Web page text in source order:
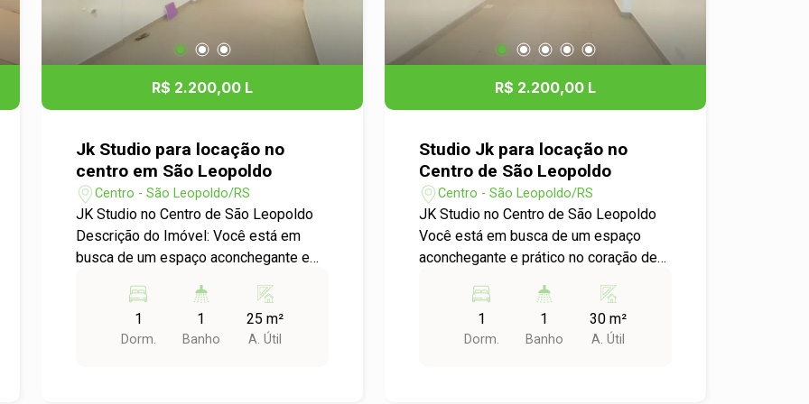
armários. Localização: Situado no
Centro de São Leopoldo, o apartamento
oferece fácil acesso a uma variedade
de serviços e comodidades, como: -
Supermercados - Farmácias -
Transporte público Não perca a chance
de viver em um espaço que une
conforto, praticidade e uma localização
privilegiada. Entre em contato e agende
uma visita!
farmácias, restaurantes e tudo o que
você precisa no dia a dia. Não perca a
oportunidade de morar em um dos
bairros mais vibrantes de São
Leopoldo. Entre em contato conosco
novo lar! Aguardamos sua mensagem!
R$ 2.200,00 L
Jk Studio para locação no
centro em São Leopoldo
Centro - São Leopoldo/RS
JK Studio no Centro de São Leopoldo
Descrição do Imóvel: Você está em
busca de um espaço aconchegante e
apartamento JK Studio localizado no
coração do Centro de São Leopoldo.
Este imóvel, com 1 dormitório, é ideal
1
Dorm.
1
Banho
25 m²
A. Útil
R$ 2.200,00 L
Studio Jk para locação no
Centro de São Leopoldo
Centro - São Leopoldo/RS
JK Studio no Centro de São Leopoldo
Você está em busca de um espaço
aconchegante e prático no coração de
novo lar: um maravilhoso JK Studio
disponível para locação no bairro
Centro. Características do Apartamento:
1
Dorm.
1
Banho
30 m²
A. Útil